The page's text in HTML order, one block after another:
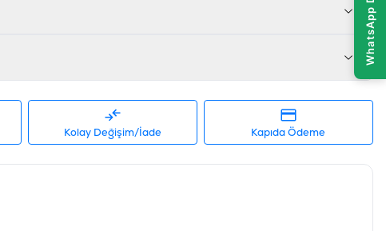
Kolay Değişim/İade Kapıda Ödeme